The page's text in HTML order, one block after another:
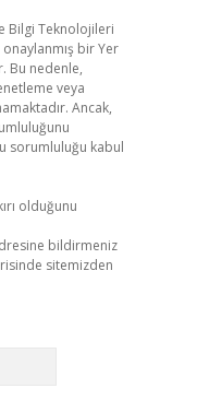
Bilgi Teknolojileri
bir Yer
Bu nedenle,
veya
Ancak,
sorumluluğu kabul
olduğunu
bildirmeniz
sitemizden